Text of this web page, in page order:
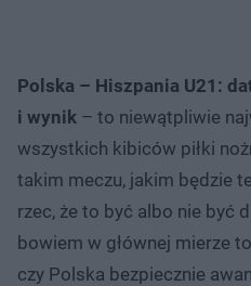
Polska – Hiszpania U21:
i wynik – to niewątpliwie
wszystkich kibiców piłki
takim meczu, jakim będzie
rzec, że to być albo nie być
bowiem w głównej mierze
czy Polska bezpiecznie